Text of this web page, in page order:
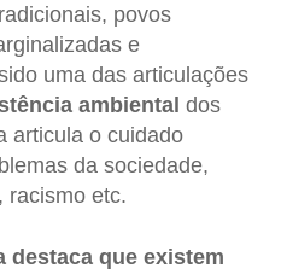
povos
e
uma das articulações
ambiental dos
articula o cuidado
da sociedade,
racismo etc.
destaca que existem